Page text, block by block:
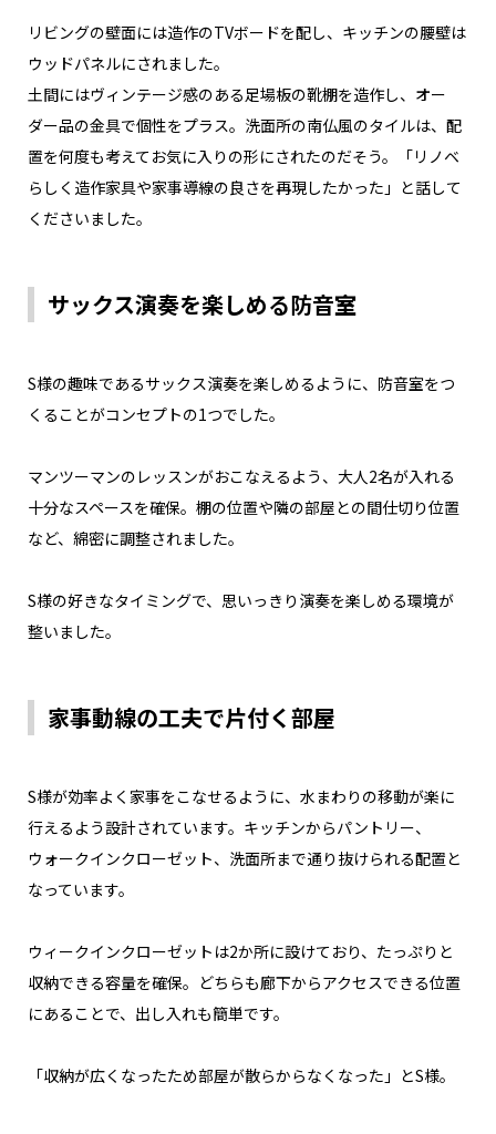
リビングの壁面には造作のTVボードを配し、キッチンの腰壁は
ウッドパネルにされました。
土間にはヴィンテージ感のある足場板の靴棚を造作し、オー
ダー品の金具で個性をプラス。洗面所の南仏風のタイルは、配
置を何度も考えてお気に入りの形にされたのだそう。「リノベ
らしく造作家具や家事導線の良さを再現したかった」と話して
くださいました。
サックス演奏を楽しめる防音室
S様の趣味であるサックス演奏を楽しめるように、防音室をつ
くることがコンセプトの1つでした。
マンツーマンのレッスンがおこなえるよう、大人2名が入れる
十分なスペースを確保。棚の位置や隣の部屋との間仕切り位置
など、綿密に調整されました。
S様の好きなタイミングで、思いっきり演奏を楽しめる環境が
整いました。
家事動線の工夫で片付く部屋
S様が効率よく家事をこなせるように、水まわりの移動が楽に
行えるよう設計されています。キッチンからパントリー、
ウォークインクローゼット、洗面所まで通り抜けられる配置と
なっています。
ウィークインクローゼットは2か所に設けており、たっぷりと
収納できる容量を確保。どちらも廊下からアクセスできる位置
にあることで、出し入れも簡単です。
「収納が広くなったため部屋が散らからなくなった」とS様。